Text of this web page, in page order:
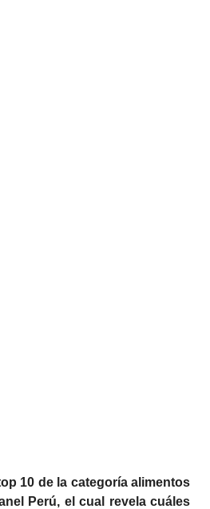
10 de la categoría alimentos
Perú, el cual revela cuáles